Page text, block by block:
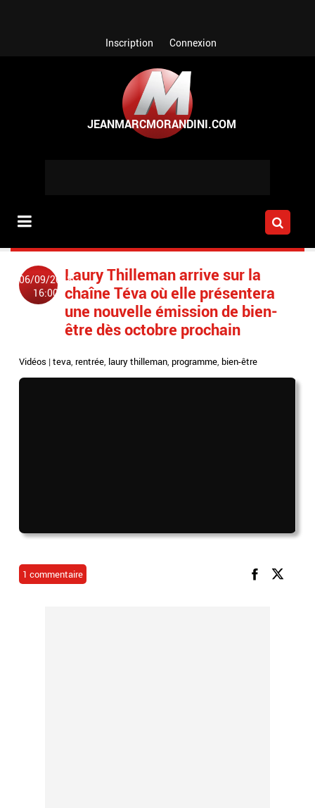
Inscription Connexion
06/09/2018
16:00
Laury Thilleman arrive sur la
chaîne Téva où elle présentera
une nouvelle émission de bien-
être dès octobre prochain
Vidéos |teva,rentrée, laury thilleman,programme,bien-être
1 commentaire